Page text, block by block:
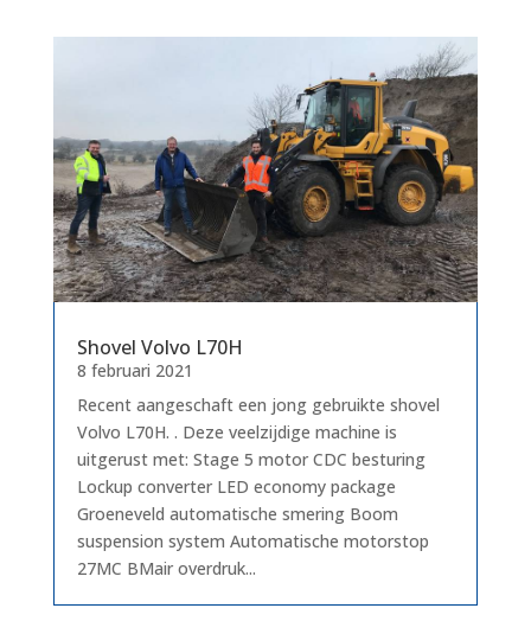
Shovel Volvo L70H
8 februari 2021
Recent aangeschaft een jong gebruikte shovel
Volvo L70H. . Deze veelzijdige machine is
uitgerust met: Stage 5 motor CDC besturing
Lockup converter LED economy package
Groeneveld automatische smering Boom
suspension system Automatische motorstop
27MC BMair overdruk...